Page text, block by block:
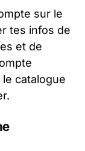
sur le
tes infos de
et de
catalogue